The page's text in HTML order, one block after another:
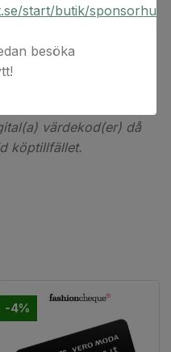
presentkort laddas
i.
värdekod(er) då
köptillfället.
-4%
start/butik/
besöka